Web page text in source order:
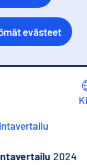
evästeet
2024